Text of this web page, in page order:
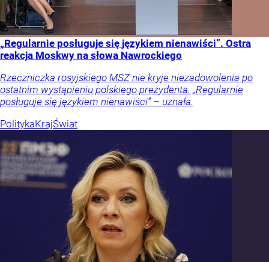
„Regularnie posługuje się językiem nienawiści”. Ostra
reakcja Moskwy na słowa Nawrockiego
Rzeczniczka rosyjskiego MSZ nie kryje niezadowolenia po
ostatnim wystąpieniu polskiego prezydenta. „Regularnie
posługuje się językiem nienawiści” – uznała.
PolitykaKrajŚwiat